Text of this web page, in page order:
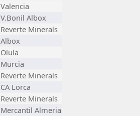
Valencia
V.Bonil Albox
Reverte Minerals
Albox
Olula
Murcia
Reverte Minerals
CA Lorca
Reverte Minerals
Mercantil Almeria